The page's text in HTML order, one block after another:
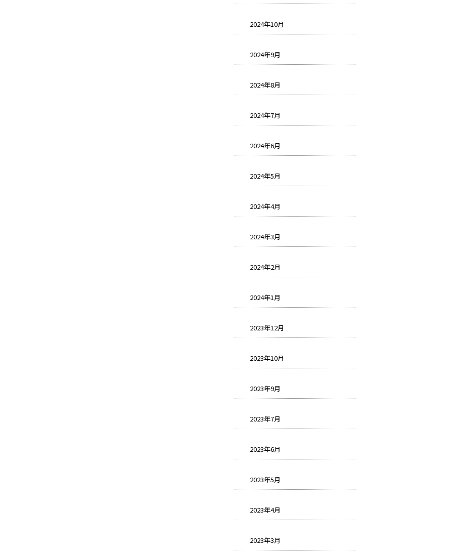
2024年10月
2024年9月
2024年8月
2024年7月
2024年6月
2024年5月
2024年4月
2024年3月
2024年2月
2024年1月
2023年12月
2023年10月
2023年9月
2023年7月
2023年6月
2023年5月
2023年4月
2023年3月